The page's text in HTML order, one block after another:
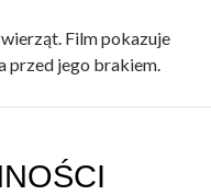
Film pokazuje
przed jego brakiem.